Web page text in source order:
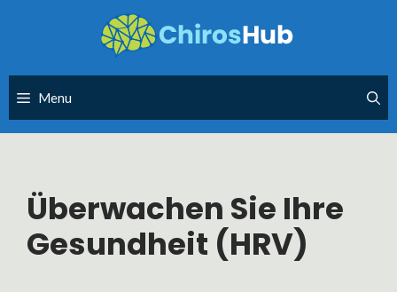
Menu
Überwachen Sie Ihre
Gesundheit (HRV)